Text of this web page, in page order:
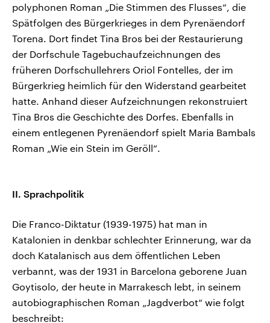
polyphonen Roman „Die Stimmen des Flusses“, die
Spätfolgen des Bürgerkrieges in dem Pyrenäendorf
Torena. Dort findet Tina Bros bei der Restaurierung
der Dorfschule Tagebuchaufzeichnungen des
früheren Dorfschullehrers Oriol Fontelles, der im
Bürgerkrieg heimlich für den Widerstand gearbeitet
hatte. Anhand dieser Aufzeichnungen rekonstruiert
Tina Bros die Geschichte des Dorfes. Ebenfalls in
einem entlegenen Pyrenäendorf spielt Maria Bambals
Roman „Wie ein Stein im Geröll“.
II. Sprachpolitik
Die Franco-Diktatur (1939-1975) hat man in
Katalonien in denkbar schlechter Erinnerung, war da
doch Katalanisch aus dem öffentlichen Leben
verbannt, was der 1931 in Barcelona geborene Juan
Goytisolo, der heute in Marrakesch lebt, in seinem
autobiographischen Roman „Jagdverbot“ wie folgt
beschreibt: